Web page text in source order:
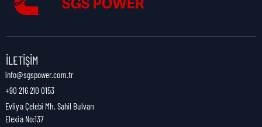
Nakliye Ağırlığı:
İLETIŞIM
info@sgspower.com.tr
+90 216 210 0153
Evliya Çelebi Mh. Sahil Bulvarı
Elexia No:137